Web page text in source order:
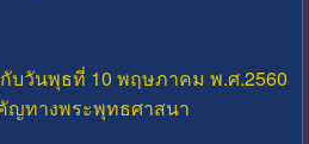
บวันพุธที่ 10 พฤษภาคม พ.ศ.2560
ญทางพระพุทธศาสนา